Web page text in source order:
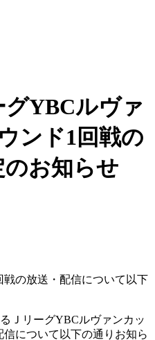
グYBCルヴァ
ンド1回戦の
お知らせ
戦の放送・配信について以下
ＪリーグYBCルヴァンカッ
信について以下の通りお知ら